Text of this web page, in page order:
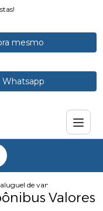
mesmo
Whatsapp
e microonibus
aluguel de vans e
Valores